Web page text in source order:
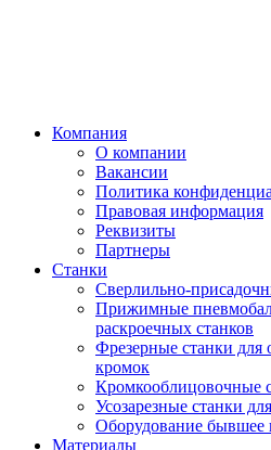
Компания
О компании
Вакансии
Политика
Правовая информация
Реквизиты
Партнеры
Станки
Сверлильно-
Прижимные
раскроечных станков
Фрезерные станки для
кромок
Кромкооблицовочные
Усозарезные станки
Оборудование бывшее
Материалы